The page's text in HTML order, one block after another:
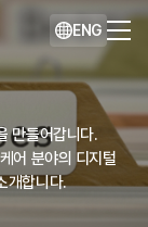
ENG
만들어갑니다.
어 분야의 디지털
개합니다.